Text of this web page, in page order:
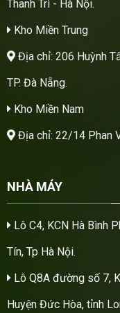
Thanh Trì - Hà Nội.
Kho Miền Trung
Địa chỉ: 206 Huỳnh
TP. Đà Nẵng.
Kho Miền Nam
Địa chỉ: 22/14 Phan
NHÀ MÁY
Lô C4, KCN Hà Bình
Tín, Tp Hà Nội.
Lô Q8A đường số 7,
Huyện Đức Hòa, tỉnh